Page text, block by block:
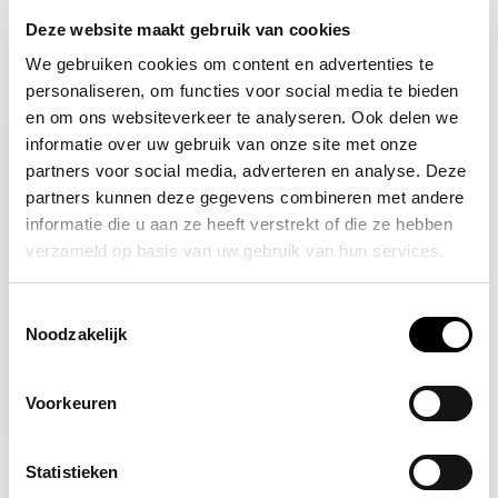
Deze website maakt gebruik van cookies
We gebruiken cookies om content en advertenties te
personaliseren, om functies voor social media te bieden
en om ons websiteverkeer te analyseren. Ook delen we
informatie over uw gebruik van onze site met onze
partners voor social media, adverteren en analyse. Deze
partners kunnen deze gegevens combineren met andere
informatie die u aan ze heeft verstrekt of die ze hebben
verzameld op basis van uw gebruik van hun services.
Noodzakelijk
Voorkeuren
Statistieken
Recent bekeken
Op voorraad
om te openen